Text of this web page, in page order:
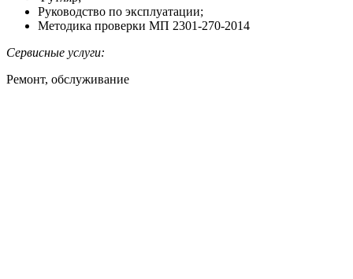
Руководство по эксплуатации;
Методика проверки МП 2301-270-2014
Сервисные услуги:
Ремонт, обслуживание